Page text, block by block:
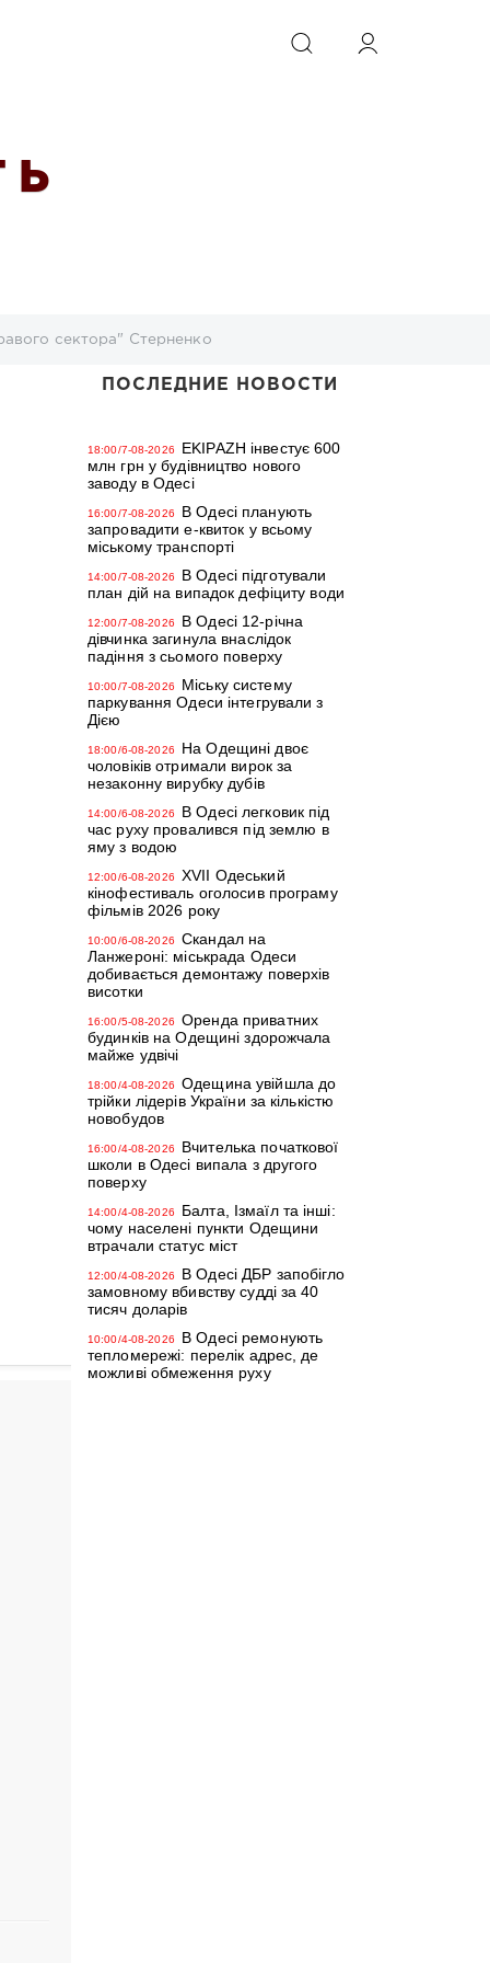
ИСКАТЬ
Ь
сектора" Стерненко
ПОСЛЕДНИЕ НОВОСТИ
18:00/7-08-2026
EKIPAZH інвестує 600
млн грн у будівництво нового
заводу в Одесі
16:00/7-08-2026
В Одесі планують
запровадити е-квиток у всьому
міському транспорті
14:00/7-08-2026
В Одесі підготували
план дій на випадок дефіциту води
12:00/7-08-2026
В Одесі 12-річна
дівчинка загинула внаслідок
падіння з сьомого поверху
10:00/7-08-2026
Міську систему
паркування Одеси інтегрували з
Дією
18:00/6-08-2026
На Одещині двоє
чоловіків отримали вирок за
незаконну вирубку дубів
14:00/6-08-2026
В Одесі легковик під
час руху провалився під землю в
яму з водою
12:00/6-08-2026
XVII Одеський
кінофестиваль оголосив програму
фільмів 2026 року
10:00/6-08-2026
Скандал на
Ланжероні: міськрада Одеси
добивається демонтажу поверхів
висотки
16:00/5-08-2026
Оренда приватних
будинків на Одещині здорожчала
майже удвічі
18:00/4-08-2026
Одещина увійшла до
трійки лідерів України за кількістю
новобудов
16:00/4-08-2026
Вчителька початкової
школи в Одесі випала з другого
поверху
14:00/4-08-2026
Балта, Ізмаїл та інші:
чому населені пункти Одещини
втрачали статус міст
12:00/4-08-2026
В Одесі ДБР запобігло
замовному вбивству судді за 40
тисяч доларів
10:00/4-08-2026
В Одесі ремонують
тепломережі: перелік адрес, де
можливі обмеження руху